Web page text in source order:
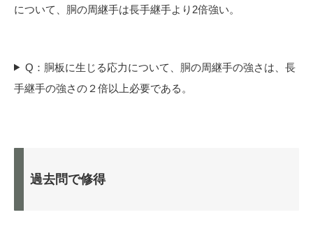
について、胴の周継手は長手継手より2倍強い。
Q：胴板に生じる応力について、胴の周継手の強さは、長
手継手の強さの２倍以上必要である。
過去問で修得